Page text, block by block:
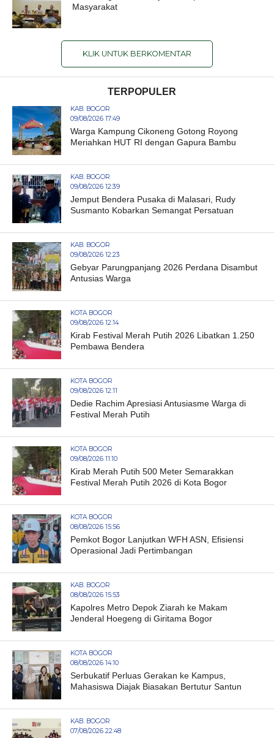
Masyarakat
KLIK UNTUK BERKOMENTAR
TERPOPULER
KAB. BOGOR
09/08/2026 17:49
Warga Kampung Cikoneng Gotong Royong
Meriahkan HUT RI dengan Gapura Bambu
KAB. BOGOR
09/08/2026 12:39
Jemput Bendera Pusaka di Malasari, Rudy
Susmanto Kobarkan Semangat Persatuan
KAB. BOGOR
09/08/2026 12:23
Gebyar Parungpanjang 2026 Perdana Disambut
Antusias Warga
KOTA BOGOR
09/08/2026 12:14
Kirab Festival Merah Putih 2026 Libatkan 1.250
Pembawa Bendera
KOTA BOGOR
09/08/2026 12:11
Dedie Rachim Apresiasi Antusiasme Warga di
Festival Merah Putih
KOTA BOGOR
09/08/2026 11:10
Kirab Merah Putih 500 Meter Semarakkan
Festival Merah Putih 2026 di Kota Bogor
KOTA BOGOR
08/08/2026 15:56
Pemkot Bogor Lanjutkan WFH ASN, Efisiensi
Operasional Jadi Pertimbangan
KAB. BOGOR
08/08/2026 15:53
Kapolres Metro Depok Ziarah ke Makam
Jenderal Hoegeng di Giritama Bogor
KOTA BOGOR
08/08/2026 14:10
Serbukatif Perluas Gerakan ke Kampus,
Mahasiswa Diajak Biasakan Bertutur Santun
KAB. BOGOR
07/08/2026 22:48